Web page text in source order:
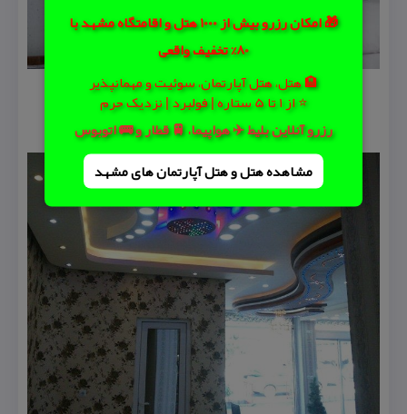
🎁 امکان رزرو بیش از 1000 هتل و اقامتگاه مشهد با
80% تخفیف واقعی
🏨 هتل، هتل آپارتمان، سوئیت و مهمانپذیر
⭐ از 1 تا 5 ستاره | فولبرد | نزدیک حرم
رزرو آنلاین بلیط ✈️ هواپیما، 🚆 قطار و 🚌 اتوبوس
مشاهده هتل و هتل‌ آپارتمان های مشهد